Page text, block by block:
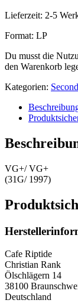
Lieferzeit: 2-5
Format: LP
Du musst die
den Warenkorb
Kategorien:
VG+/ VG+
(31G/ 1997)
Cafe Riptide
Christian Rank
Ölschlägern 14
38100
Deutschland